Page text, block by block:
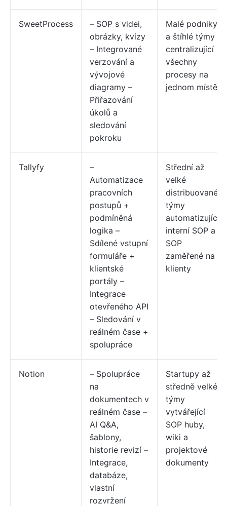
SweetProcess
– SOP s videi,
obrázky, kvízy
– Integrované
verzování a
vývojové
diagramy –
Přiřazování
úkolů a
sledování
pokroku
Malé podniky
a štíhlé týmy
centralizující
všechny
procesy na
jednom místě
Tallyfy
–
Automatizace
pracovních
postupů +
podmíněná
logika –
Sdílené vstupní
formuláře +
klientské
portály –
Integrace
otevřeného API
– Sledování v
reálném čase +
spolupráce
Střední až
velké
distribuované
týmy
automatizující
interní SOP a
SOP
zaměřené na
klienty
Notion
– Spolupráce
na
dokumentech v
reálném čase –
AI Q&A,
šablony,
historie revizí –
Integrace,
databáze,
vlastní
rozvržení
Startupy až
středně velké
týmy
vytvářející
SOP huby,
wiki a
projektové
dokumenty